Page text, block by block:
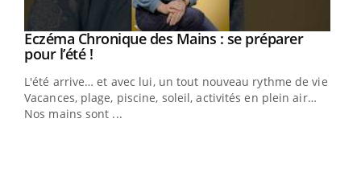
Youtube
Eczéma Chronique des Mains : se préparer
pour l’été !Youtube
L'été arrive… et avec lui, un tout nouveau rythme de vie !
Vacances, plage, piscine, soleil, activités en plein air…
Nos mains sont ...